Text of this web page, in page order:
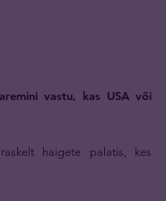
vastu, kas USA või
haigete palatis, kes